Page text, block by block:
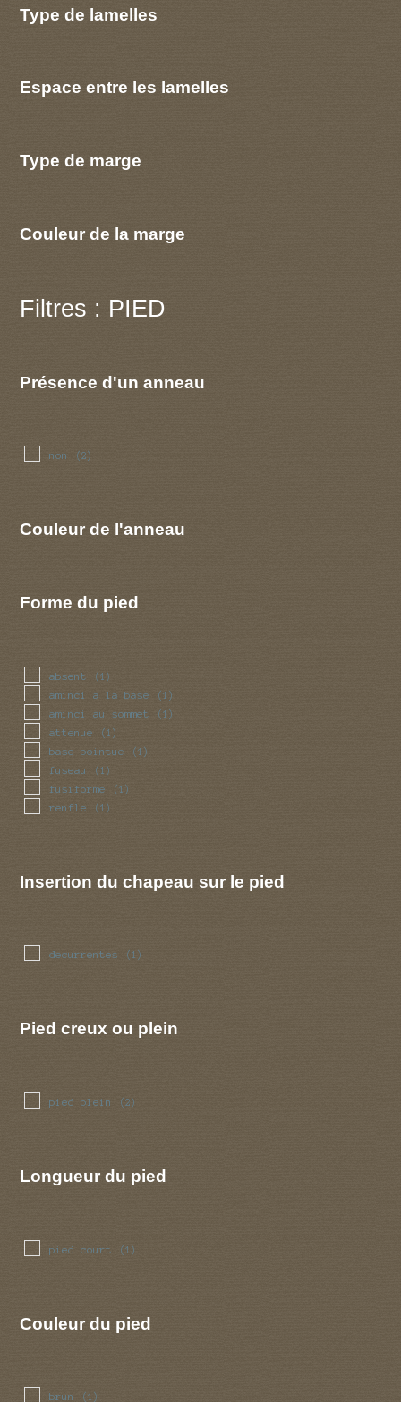
Type de lamelles
Espace entre les lamelles
Type de marge
Couleur de la marge
Filtres : PIED
Présence d'un anneau
non (2)
Couleur de l'anneau
Forme du pied
absent (1)
aminci a la base (1)
aminci au sommet (1)
attenue (1)
base pointue (1)
fuseau (1)
fusiforme (1)
renfle (1)
Insertion du chapeau sur le pied
decurrentes (1)
Pied creux ou plein
pied plein (2)
Longueur du pied
pied court (1)
Couleur du pied
brun (1)